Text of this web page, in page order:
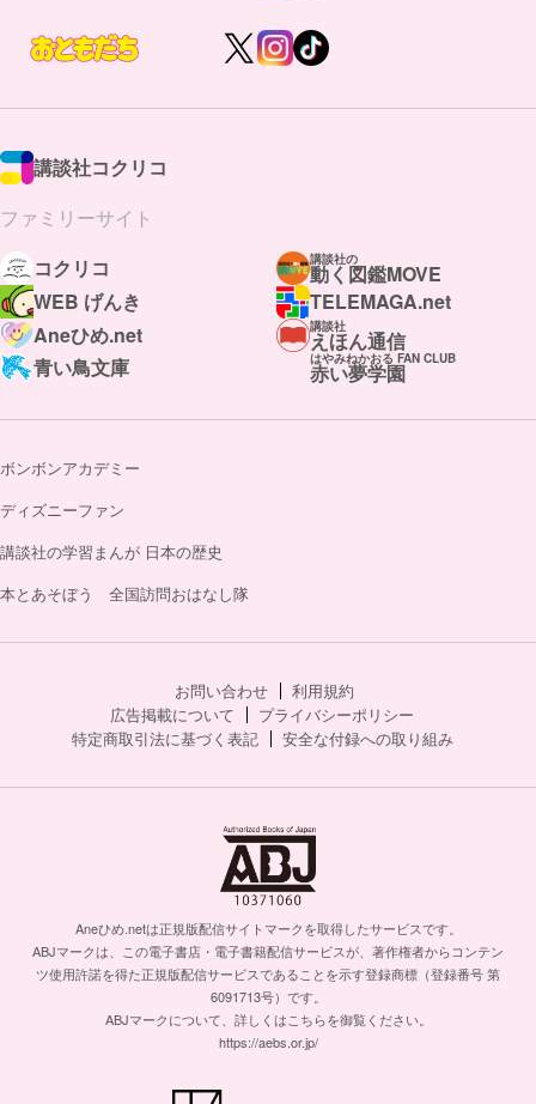
講談社コクリコ
ファミリーサイト
コクリコ
講談社の
動く図鑑MOVE
WEB げんき
TELEMAGA.net
Aneひめ.net
講談社
えほん通信
青い鳥文庫
はやみねかおる FAN CLUB
赤い夢学園
ボンボンアカデミー
ディズニーファン
講談社の学習まんが 日本の歴史
本とあそぼう 全国訪問おはなし隊
お問い合わせ
利用規約
広告掲載について
プライバシーポリシー
特定商取引法に基づく表記
安全な付録への取り組み
Aneひめ.netは正規版配信サイトマークを取得したサービスです。
ABJマークは、この電子書店・電子書籍配信サービスが、著作権者からコンテン
ツ使用許諾を得た正規版配信サービスであることを示す登録商標（登録番号 第
6091713号）です。
ABJマークについて、詳しくはこちらを御覧ください。
https://aebs.or.jp/